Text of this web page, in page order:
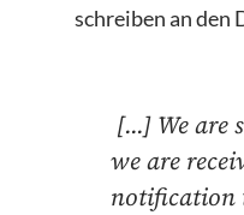
schreiben an den
[...] We
we are
notification